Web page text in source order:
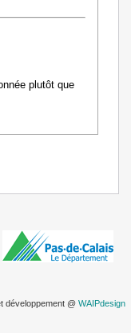
plutôt que
développement @ WAIPdesign